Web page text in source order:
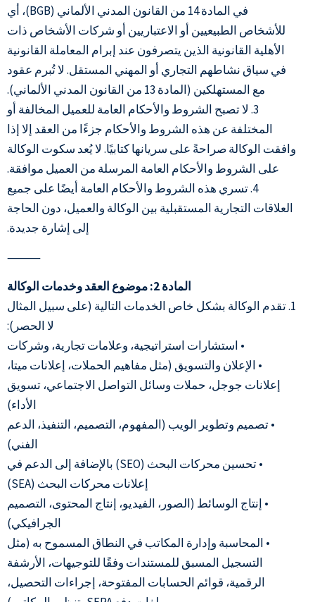
في المادة 14 من القانون المدني الألماني (BGB)، أي
للأشخاص الطبيعيين أو الاعتباريين أو شركات الأشخاص ذات
الأهلية القانونية الذين يتصرفون عند إبرام المعاملة القانونية
في سياق نشاطهم التجاري أو المهني المستقل. لا تُبرم عقود
مع المستهلكين (المادة 13 من القانون المدني الألماني).
3. لا تصبح الشروط والأحكام العامة للعميل المخالفة أو
المختلفة عن هذه الشروط والأحكام جزءًا من العقد إلا إذا
وافقت الوكالة صراحةً على سريانها كتابيًا. لا يُعد سكوت الوكالة
على الشروط والأحكام العامة المرسلة من العميل موافقة.
4. تسري هذه الشروط والأحكام العامة أيضًا على جميع
العلاقات التجارية المستقبلية بين الوكالة والعميل، دون الحاجة
إلى إشارة جديدة.
⸻
المادة 2: موضوع العقد وخدمات الوكالة
1. تقدم الوكالة بشكل خاص الخدمات التالية (على سبيل المثال
لا الحصر):
• استشارات استراتيجية، وعلامات تجارية، وشركات
• الإعلان والتسويق (مثل مفاهيم الحملات، إعلانات ميتا،
إعلانات جوجل، حملات وسائل التواصل الاجتماعي، تسويق
الأداء)
• تصميم وتطوير الويب (المفهوم، التصميم، التنفيذ، الدعم
الفني)
• تحسين محركات البحث (SEO) بالإضافة إلى الدعم في
إعلانات محركات البحث (SEA)
• إنتاج الوسائط (الصور، الفيديو، إنتاج المحتوى، التصميم
الجرافيكي)
• المحاسبة وإدارة المكاتب في النطاق المسموح به (مثل
التسجيل المسبق للمستندات وفقًا للتوجيهات، الأرشفة
الرقمية، قوائم الحسابات المفتوحة، إجراءات التحصيل،